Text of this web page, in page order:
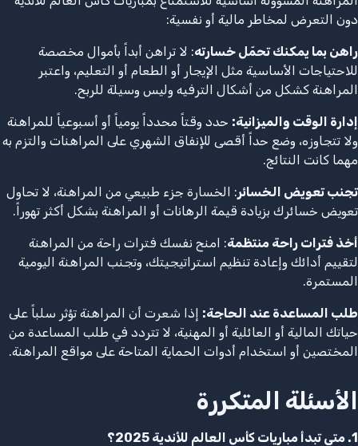
دون التعرض لمخاطر مالية أو نفسية:
راهن بما يمكنك تحمّل خسارته: لا تراهن أبداً بأموال مخصصة
للاحتياجات الأساسية مثل الإيجار أو الطعام أو التعليم، واعتبر
المراهنة كشكل من أشكال الترفيه وليس وسيلة للربح.
إدارة الوقت والميزانية: حدد وقتاً محدداً يومياً أو أسبوعياً للمراهنة
ولا تتجاوزه، وضع حداً أقصى للإنفاق الشهري على المراهنات والتزم به
مهما كانت النتائج.
تجنب تعويض الخسائر: الخسارة جزء طبيعي من المراهنة، لا تحاول
تعويض خسائرك بزيادة قيمة الرهانات أو المراهنة بشكل أكثر تهوراً.
أخذ فترات راحة منتظمة: امنح نفسك فترات راحة من المراهنة
لتقييم أدائك وإعادة تنظيم استراتيجيتك، وتجنب المراهنة اليومية
المستمرة.
طلب المساعدة عند الحاجة: إذا شعرت أن المراهنة تؤثر سلباً على
حياتك المالية أو العائلية أو المهنية، لا تتردد في طلب المساعدة من
المختصين أو استخدام أدوات الحماية المتاحة على مواقع المراهنة.
الأسئلة المتكررة
1. متى تبدأ مباريات كأس العالم للأندية 2025؟